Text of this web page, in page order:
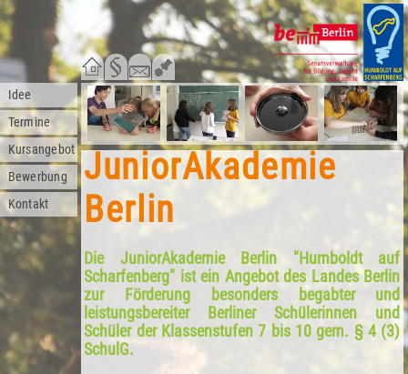
Idee
Termine
Kursangebot
Bewerbung
Kontakt
JuniorAkademie
Berlin
Die JuniorAkademie Berlin "Humboldt auf
Scharfenberg" ist ein Angebot des Landes Berlin
zur Förderung besonders begabter und
leistungsbereiter Berliner Schülerinnen und
Schüler der Klassenstufen 7 bis 10 gem. § 4 (3)
SchulG.